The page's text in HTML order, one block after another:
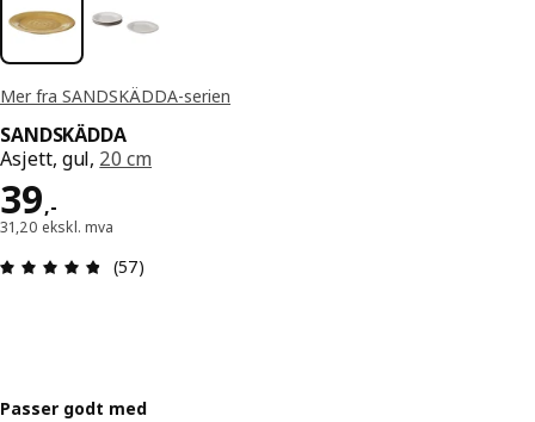
Mer fra SANDSKÄDDA-serien
SANDSKÄDDA
Asjett, gul, 20 cm
39,-
Pris 39,-
31,20 ekskl. mva
Produktomtale: 4.8 ingen kundevurdering 5
(57)
Passer godt med